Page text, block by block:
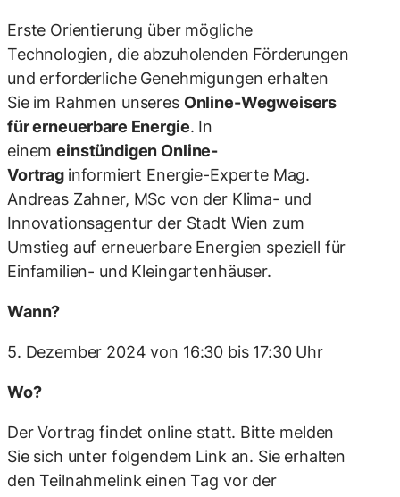
Erste Orientierung über mögliche
Technologien, die abzuholenden Förderungen
und erforderliche Genehmigungen erhalten
Sie im Rahmen unseres Online-Wegweisers
für erneuerbare Energie. In
einemeinstündigen Online-
Vortrag informiert Energie-Experte Mag.
Andreas Zahner, MSc von der Klima- und
Innovationsagentur der Stadt Wien zum
Umstieg auf erneuerbare Energien speziell für
Einfamilien- und Kleingartenhäuser.
Wann?
5. Dezember 2024 von 16:30 bis 17:30 Uhr
Wo?
Der Vortrag findet online statt. Bitte melden
Sie sich unter folgendem Link an. Sie erhalten
den Teilnahmelink einen Tag vor der